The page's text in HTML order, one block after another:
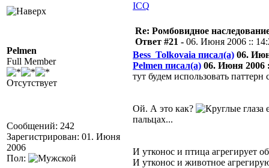
ICQ
Pelmen
Full Member
Отсутствует
Сообщений: 242
Зарегистрирован: 01. Июня
2006
Пол:
Re: Ромбовидное
Ответ #21 - 06. Июня 2006 ::
Bess_Tolkovaia писал(а) 06.
Pelmen писал(а) 06. Июня 2006
тут будем использовать паттерн
Ой. А это как?
пальцах...
И утконос и птица агрегирует
И утконос и животное